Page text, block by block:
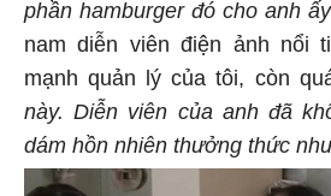
phần hamburger đó cho anh
nam diễn viên điện ảnh nổi
mạnh quản lý của tôi, còn
này. Diễn viên của anh đã
dám hồn nhiên thưởng thức